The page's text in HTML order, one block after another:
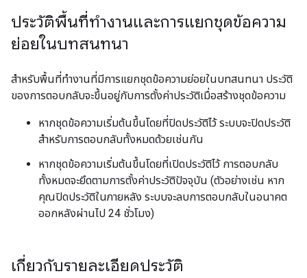
ประวัติพื้นที่ทำงานและการแยกชุดข้อความ
ย่อยในบทสนทนา
สำหรับพื้นที่ทำงานที่มีการแยกชุดข้อความย่อยในบทสนทนา ประวัติ
ของการตอบกลับจะขึ้นอยู่กับการตั้งค่าประวัติเมื่อสร้างชุดข้อความ
หากชุดข้อความเริ่มต้นขึ้นโดยที่ปิดประวัติไว้ ระบบจะปิดประวัติ
สำหรับการตอบกลับทั้งหมดด้วยเช่นกัน
หากชุดข้อความเริ่มต้นขึ้นโดยที่เปิดประวัติไว้ การตอบกลับ
ทั้งหมดจะยึดตามการตั้งค่าประวัติปัจจุบัน (ตัวอย่างเช่น หาก
คุณปิดประวัติในภายหลัง ระบบจะลบการตอบกลับในอนาคต
ออกหลังผ่านไป 24 ชั่วโมง)
เกี่ยวกับรายละเอียดประวัติ